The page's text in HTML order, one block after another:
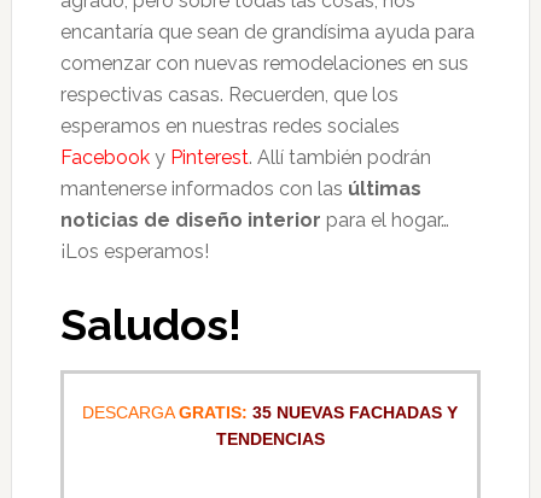
encantaría que sean de grandísima ayuda para
comenzar con nuevas remodelaciones en sus
respectivas casas. Recuerden, que los
esperamos en nuestras redes sociales
Facebooky Pinterest. Allí también podrán
mantenerse informados con las últimas
noticias de diseño interior para el hogar…
¡Los esperamos!
Saludos!
DESCARGAGRATIS: 35 NUEVAS FACHADAS Y
TENDENCIAS